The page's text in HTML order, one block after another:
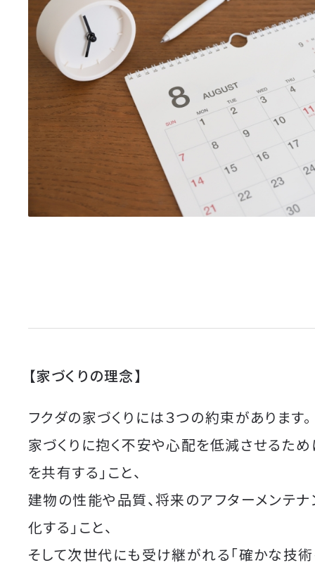
【家づくりの理念】
フクダの家づくりには３つの約束があります。
家づくりに抱く不安や心配を低減させるため
を共有する」こと、
建物の性能や品質、将来のアフターメンテナ
化する」こと、
そして次世代にも受け継がれる「確かな技術